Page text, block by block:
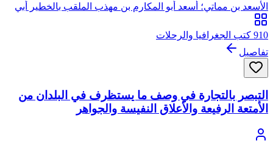
الأسعد بن مماتي؛ أسعد أبو المكارم بن مهذب الملقب بالخطير أبي
سعيد بن مينا بن زكريا، ابن مماتي
910 كتب الجغرافيا والرحلات
تفاصيل
التبصر بالتجارة في وصف ما يستظرف في البلدان من
الأمتعة الرفيعة والأعلاق النفيسة والجواهر